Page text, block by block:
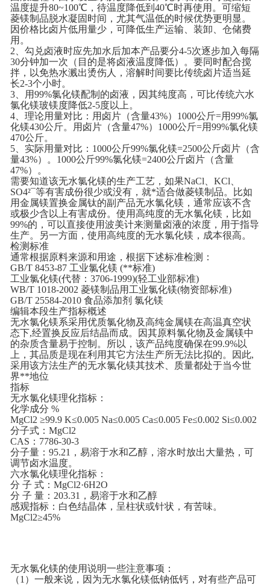
温度提升80~100℃，待温度降低到40℃时再使用。可缩短
菱镁制品脱水凝固时间，尤其气温低的时候优势更明显。
因价格比卤片低用量少，可降低生产运输、装卸、仓储费
用。
2、勾兑卤液时应先加水后加本产品要分4-5次逐步加入每隔
30分钟加一次（目的是将卤液温度降低）。要同时配合搅
拌，以免热水溅出烫伤人，溶解时间要比传统卤片适当延
长2-3个小时。
3、用99%氯化镁配制的卤液，因其纯度高，可比传统六水
氯化镁玻镁度降低2-5度以上。
4、理论用量对比：用卤片（含量43%）1000公斤=用99%氯
化镁430公斤。用卤片（含量47%）1000公斤=用99%氯化镁
470公斤。
5、实际用量对比：1000公斤99%氯化镁=2500公斤卤片（含
量43%）。1000公斤99%氯化镁=2400公斤卤片（含量
47%）。
需要知道该无水氯化镁的生产工艺，如果NaCl、KCl、
SO4²¯等有害成份很少或没有，就*适合做菱镁制品。比如
用金属镁置换金属钛的副产品无水氯化镁，通常应该不含
或极少含以上有害成份。使用高纯度的无水氯化镁，比如
99%的，可以直接使用波美计来测量卤液的浓度，用于指导
生产。另一方面，使用高纯度的无水氯化镁，成本很高。
检测标准
通常根据原料来源和用途，根据下述标准检测：
GB/T 8453-87 工业氯化镁 (**标准)
工业氯化镁(代替：3706-1999)(轻工业部标准)
WB/T 1018-2002 菱镁制品用工业氯化镁(物资部标准)
GB/T 25584-2010 食品添加剂 氯化镁
编辑本段生产指标概述
无水氯化镁系采用优质氯化物及高纯金属镁在高温真空状
态下,经置换反应后结晶而成。因其原料氯化物及金属镁中
的杂质含量易于控制。所以，该产品纯度确保在99.9%以
上，其品质是现在利用其它方法生产所无法比拟的。因此,
采用该方法生产的无水氯化镁其技术、质量都处于当今世
界**地位
指标
无水氯化镁理化指标：
化学成分 %
MgCl2 ≥99.9 K≤0.005 Na≤0.005 Ca≤0.005 Fe≤0.002 Si≤0.002
分子式：MgCl2
CAS：7786-30-3
分子量：95.21，易溶于水和乙醇，溶水时放出大量热，可
调节卤水温度。
六水氯化镁理化指标：
分 子 式：MgCl2·6H2O
分 子 量：203.31，易溶于水和乙醇
感观指标：白色结晶体，呈柱状或针状，有苦味。
MgCl2≥45%
无水氯化镁的使用说明一些注意事项：
（1）一般来说，因为无水氯化镁低钠低钙，对有些产品可